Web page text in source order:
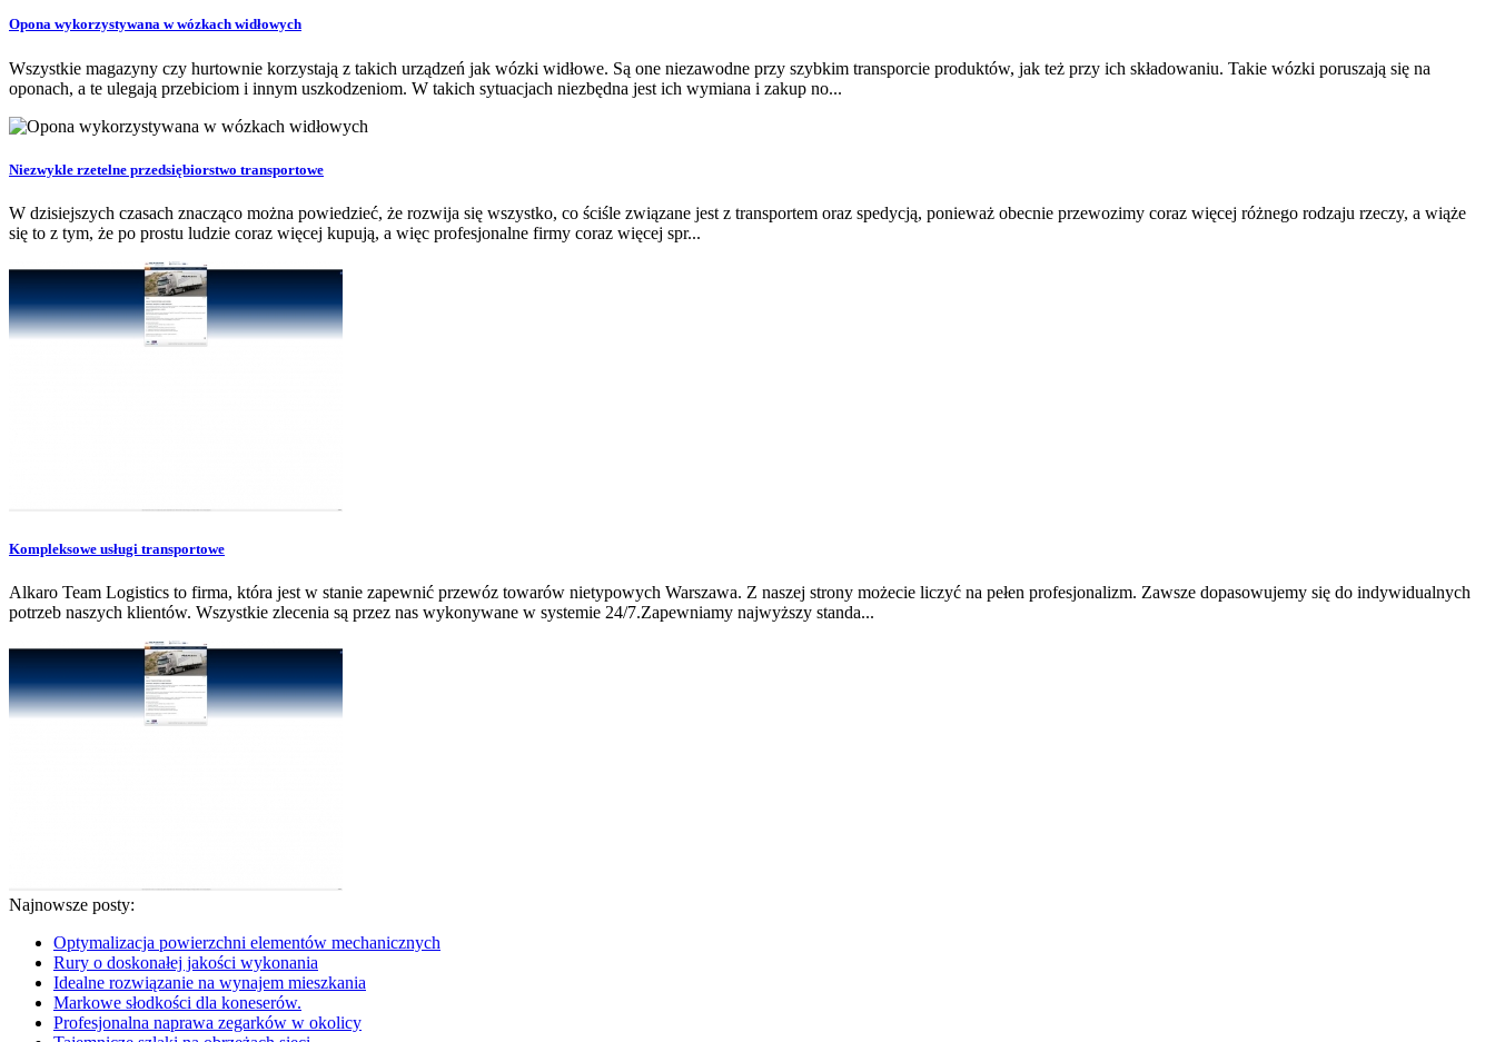
Opona wykorzystywana w wózkach widłowych
Wszystkie magazyny czy hurtownie korzystają z takich urządzeń jak wózki widłowe. Są one niezawodne przy szybkim transporcie produktów, jak też przy ich składowaniu. Takie wózki poruszają się na
oponach, a te ulegają przebiciom i innym uszkodzeniom. W takich sytuacjach niezbędna jest ich wymiana i zakup no...
Niezwykle rzetelne przedsiębiorstwo transportowe
W dzisiejszych czasach znacząco można powiedzieć, że rozwija się wszystko, co ściśle związane jest z transportem oraz spedycją, ponieważ obecnie przewozimy coraz więcej różnego rodzaju rzeczy, a wiąże
się to z tym, że po prostu ludzie coraz więcej kupują, a więc profesjonalne firmy coraz więcej spr...
Kompleksowe usługi transportowe
Alkaro Team Logistics to firma, która jest w stanie zapewnić przewóz towarów nietypowych Warszawa. Z naszej strony możecie liczyć na pełen profesjonalizm. Zawsze dopasowujemy się do indywidualnych
potrzeb naszych klientów. Wszystkie zlecenia są przez nas wykonywane w systemie 24/7.Zapewniamy najwyższy standa...
Najnowsze posty:
Optymalizacja powierzchni elementów mechanicznych
Rury o doskonałej jakości wykonania
Idealne rozwiązanie na wynajem mieszkania
Markowe słodkości dla koneserów.
Profesjonalna naprawa zegarków w okolicy